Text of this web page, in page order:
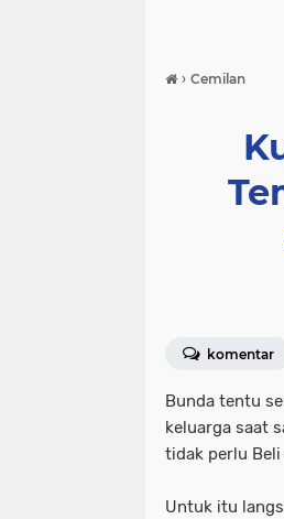
› Cemilan
komentar
Bunda tentu
keluarga saat
tidak perlu Beli
Untuk itu